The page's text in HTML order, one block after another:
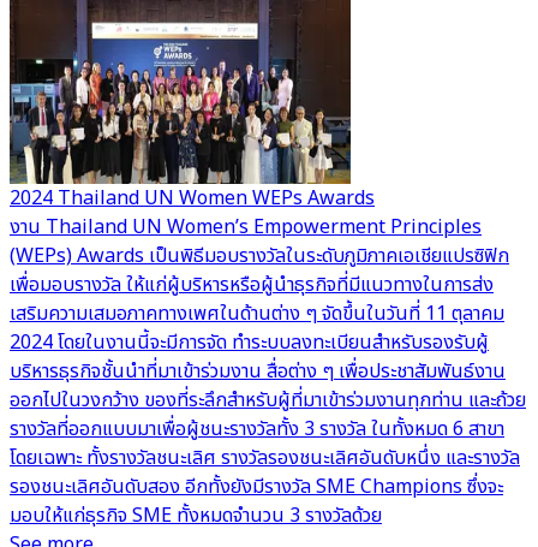
2024 Thailand UN Women WEPs Awards
งาน Thailand UN Women’s Empowerment Principles
(WEPs) Awards เป็นพิธีมอบรางวัลในระดับภูมิภาคเอเชียแปรซิฟิก
เพื่อมอบรางวัล ให้แก่ผู้บริหารหรือผู้นำธุรกิจที่มีแนวทางในการส่ง
เสริมความเสมอภาคทางเพศในด้านต่าง ๆ จัดขึ้นในวันที่ 11 ตุลาคม
2024 โดยในงานนี้จะมีการจัด ทำระบบลงทะเบียนสำหรับรองรับผู้
บริหารธุรกิจชั้นนำที่มาเข้าร่วมงาน สื่อต่าง ๆ เพื่อประชาสัมพันธ์งาน
ออกไปในวงกว้าง ของที่ระลึกสำหรับผู้ที่มาเข้าร่วมงานทุกท่าน และถ้วย
รางวัลที่ออกแบบมาเพื่อผู้ชนะรางวัลทั้ง 3 รางวัล ในทั้งหมด 6 สาขา
โดยเฉพาะ ทั้งรางวัลชนะเลิศ รางวัลรองชนะเลิศอันดับหนึ่ง และรางวัล
รองชนะเลิศอันดับสอง อีกทั้งยังมีรางวัล SME Champions ซึ่งจะ
มอบให้แก่ธุรกิจ SME ทั้งหมดจำนวน 3 รางวัลด้วย